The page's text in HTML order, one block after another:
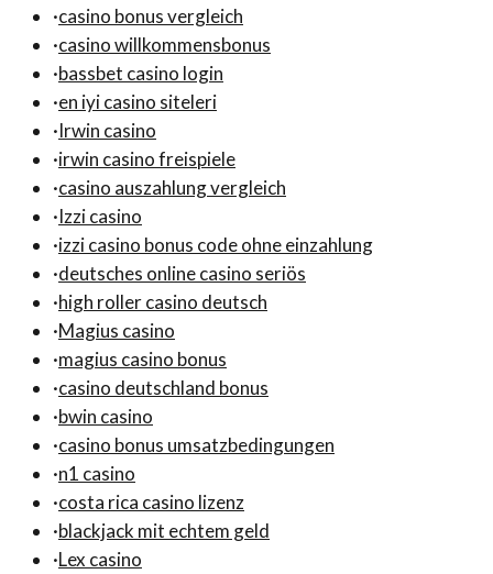
·casino bonus vergleich
·casino willkommensbonus
·bassbet casino login
·en iyi casino siteleri
·Irwin casino
·irwin casino freispiele
·casino auszahlung vergleich
·Izzi casino
·izzi casino bonus code ohne einzahlung
·deutsches online casino seriös
·high roller casino deutsch
·Magius casino
·magius casino bonus
·casino deutschland bonus
·bwin casino
·casino bonus umsatzbedingungen
·n1 casino
·costa rica casino lizenz
·blackjack mit echtem geld
·Lex casino